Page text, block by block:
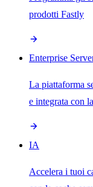
prodotti Fastly
Enterprise
La piattaforma
e integrata con
IA
Accelera i tuoi